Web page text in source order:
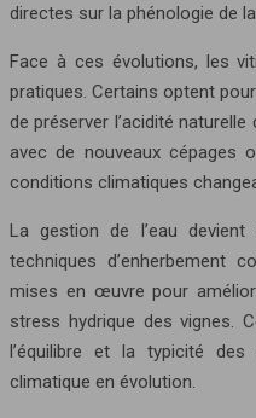
directes sur la phénologie de
Face à ces évolutions, les
pratiques. Certains optent
de préserver l’acidité
avec de nouveaux cépages
conditions climatiques
La gestion de l’eau
techniques
mises en œuvre pour
stress hydrique des vignes.
l’équilibre et la typicité des
climatique en évolution.